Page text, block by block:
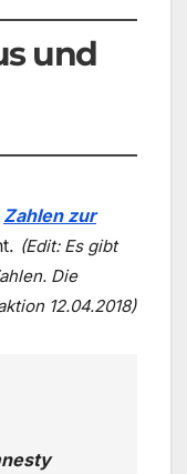
und
Zahlen zur
(Edit: Es gibt
Die
12.04.2018)